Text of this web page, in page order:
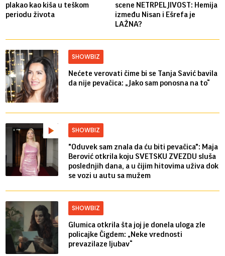
plakao kao kiša u teškom
periodu života
scene NETRPELJIVOST: Hemija
između Nisan i Ešrefa je
LAŽNA?
SHOWBIZ
Nećete verovati čime bi se Tanja Savić bavila
da nije pevačica: „Jako sam ponosna na to“
SHOWBIZ
"Oduvek sam znala da ću biti pevačica": Maja
Berović otkrila koju SVETSKU ZVEZDU sluša
poslednjih dana, a u čijim hitovima uživa dok
se vozi u autu sa mužem
SHOWBIZ
Glumica otkrila šta joj je donela uloga zle
policajke Čigdem: „Neke vrednosti
prevazilaze ljubav“